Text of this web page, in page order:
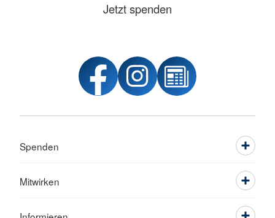
Jetzt spenden
Spenden
Mitwirken